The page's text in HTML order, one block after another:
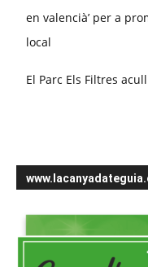
en valencià’ per a
local
El Parc Els Filtres